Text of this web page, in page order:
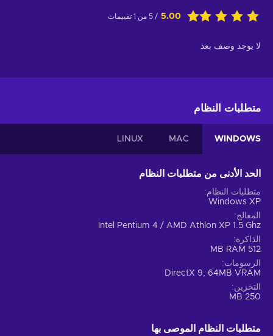
5.00 / 5 من 1 تقييمات
لا يوجد وصف بعد
متطلبات النظام
WINDOWS
MAC
LINUX
الحد الأدنى من متطلبات النظام
متطلبات النظام
Windows XP
المعالج
Intel Pentium 4 / AMD Athlon XP 1.5 Ghz
الذاكرة
512 MB RAM
الرسومات
DirectX 9, 64MB VRAM
التخزين
250 MB
متطلبات النظام الموصى بها